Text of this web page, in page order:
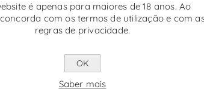
disponíveis de 30/06/2026 a 30/09/2026
- Vinho Tinto
produzido exclusivamente a partir da
é apenas para maiores de 18 anos. Ao
com os termos de utilização e com
regras de privacidade.
OK
Saber mais